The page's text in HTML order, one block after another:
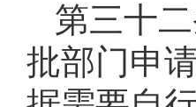
第三十
批部门申